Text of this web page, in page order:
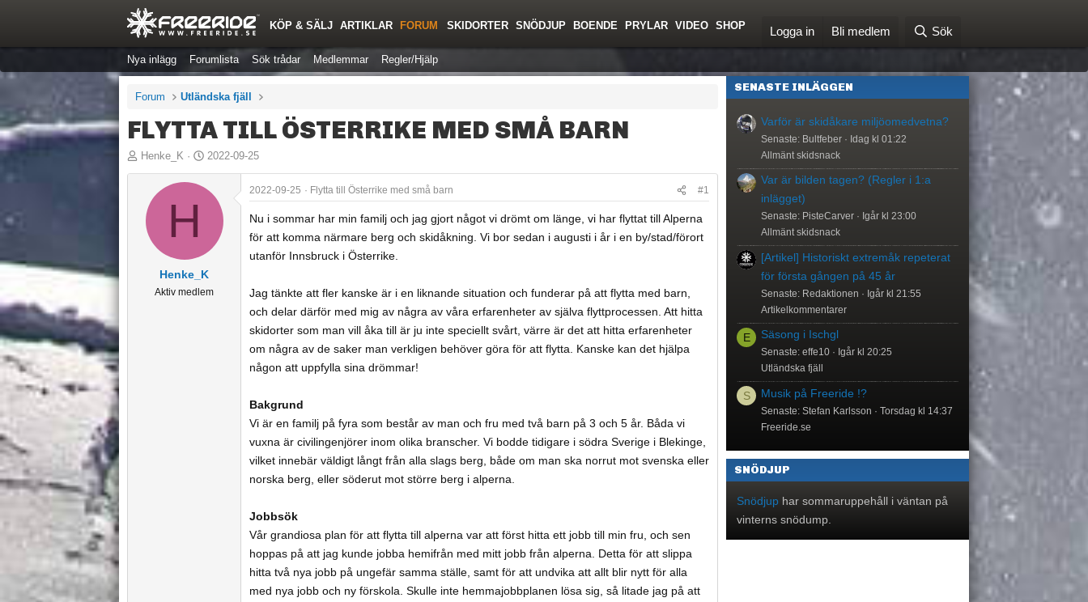
KÖP & SÄLJ ARTIKLAR FORUM SKIDORTER SNÖDJUP BOENDE PRYLAR VIDEO SHOP Logga in Bli medlem Sök
Nya inlägg Forumlista Sök trådar Medlemmar Regler/Hjälp
Forum Utländska fjäll
FLYTTA TILL ÖSTERRIKE MED SMÅ BARN
T
r
Henke_K
S
t
a
t
u
2022-09-25
H
Henke_K
Aktiv medlem
2022-09-25 Flytta till Österrike med små barn #1
Nu i sommar har min familj och jag gjort något vi drömt om länge, vi har flyttat till Alperna
för att komma närmare berg och skidåkning. Vi bor sedan i augusti i år i en by/stad/förort
utanför Innsbruck i Österrike.
Jag tänkte att fler kanske är i en liknande situation och funderar på att flytta med barn,
och delar därför med mig av några av våra erfarenheter av själva flyttprocessen. Att hitta
skidorter som man vill åka till är ju inte speciellt svårt, värre är det att hitta erfarenheter
om några av de saker man verkligen behöver göra för att flytta. Kanske kan det hjälpa
någon att uppfylla sina drömmar!
Bakgrund
Vi är en familj på fyra som består av man och fru med två barn på 3 och 5 år. Båda vi
vuxna är civilingenjörer inom olika branscher. Vi bodde tidigare i södra Sverige i Blekinge,
vilket innebär väldigt långt från alla slags berg, både om man ska norrut mot svenska eller
norska berg, eller söderut mot större berg i alperna.
Jobbsök
Vår grandiosa plan för att flytta till alperna var att först hitta ett jobb till min fru, och sen
hoppas på att jag kunde jobba hemifrån med mitt jobb från alperna. Detta för att slippa
hitta två nya jobb på ungefär samma ställe, samt för att undvika att allt blir nytt för alla
med nya jobb och ny förskola. Skulle inte hemmajobbplanen lösa sig, så litade jag på att
SENASTE INLÄGGEN
Varför är skidåkare miljöomedvetna?
Senaste: Bultfeber
Idag kl 01:22
Allmänt skidsnack
Var är bilden tagen? (Regler i 1:a
inlägget)
Senaste: PisteCarver
Igår kl 23:00
Allmänt skidsnack
[Artikel] Historiskt extremåk repeterat
för första gången på 45 år
Senaste: Redaktionen
Igår kl 21:55
Artikelkommentarer
E Säsong i Ischgl
Senaste: effe10
Igår kl 20:25
Utländska fjäll
S Musik på Freeride !?
Senaste: Stefan Karlsson
Torsdag kl 14:37
Freeride.se
SNÖDJUP
Snödjup har sommaruppehåll i väntan på
vinterns snödump.